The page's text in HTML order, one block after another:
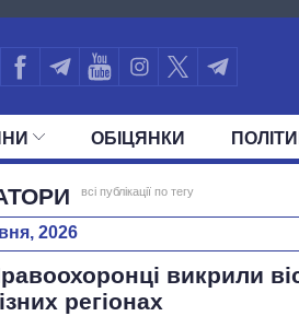
ОБIЦЯНКИ
УСІ ПОЛІТИКИ
всі публікації по тегу
2026
викрили
регіонах